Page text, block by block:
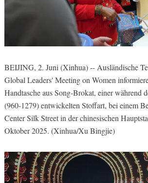
BEIJING, 2. Juni (Xinhua) -- Ausländische
Global Leaders' Meeting on Women
Handtasche aus Song-Brokat, einer während
(960-1279) entwickelten Stoffart, bei einem
Center Silk Street in der chinesischen
Oktober 2025. (Xinhua/Xu Bingjie)